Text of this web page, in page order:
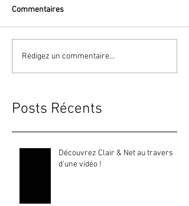
Commentaires
Rédigez un commentaire...
Posts Récents
Découvrez Clair & Net au travers
d'une vidéo !